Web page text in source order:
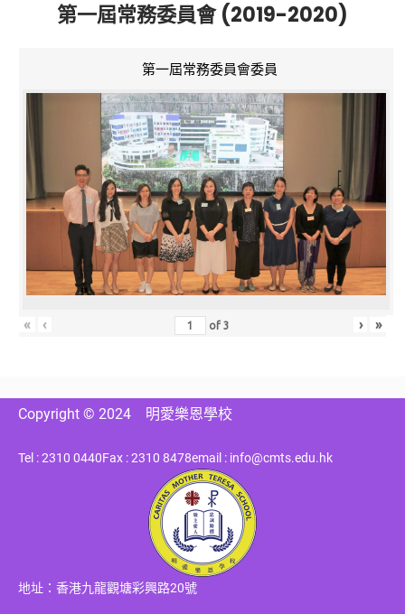
第一屆常務委員會 (2019-2020)
第一屆常務委員會委員
« ‹ of3 › »
Copyright © 2024 明愛樂恩學校
Tel : 2310 0440Fax : 2310 8478email : info@cmts.edu.hk
地址：香港九龍觀塘彩興路20號